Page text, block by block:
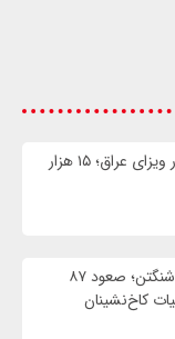
زائران افغانستانی در انتظار ویزای عراق؛ ۱۵ هزار
سقوط اخلاق سیاسی در واشنگتن؛ صعود ۸۷
کاخ‌نشینان